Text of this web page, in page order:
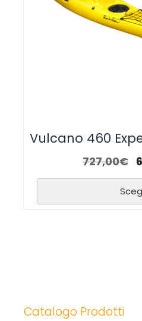
Vulcano 460
727,00€
Catalogo Prodotti